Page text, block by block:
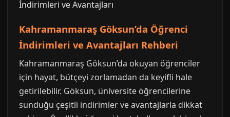
Kahramanmaraş Göksun’da Öğrenci
İndirimleri ve Avantajları Rehberi
Kahramanmaraş Göksun’da okuyan öğrenciler
için hayat, bütçeyi zorlamadan da keyifli hale
getirilebilir. Göksun, üniversite öğrencilerine
sunduğu çeşitli indirimler ve avantajlarla dikkat